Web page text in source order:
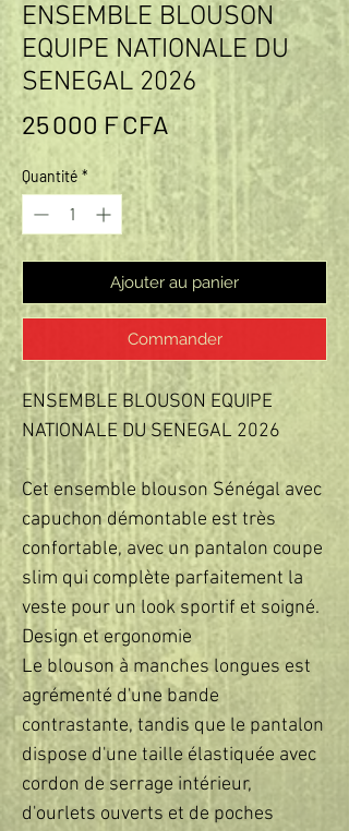
ENSEMBLE BLOUSON
EQUIPE NATIONALE DU
SENEGAL 2026
25 000 F CFAPrix
Quantité *
Ajouter au panier
Commander
ENSEMBLE BLOUSON EQUIPE
NATIONALE DU SENEGAL 2026
Cet ensemble blouson Sénégal avec
capuchon démontable est très
confortable, avec un pantalon coupe
slim qui complète parfaitement la
veste pour un look sportif et soigné.
Design et ergonomie
Le blouson à manches longues est
agrémenté d'une bande
contrastante, tandis que le pantalon
dispose d'une taille élastiquée avec
cordon de serrage intérieur,
d'ourlets ouverts et de poches